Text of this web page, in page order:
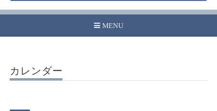
MENU
カレンダー